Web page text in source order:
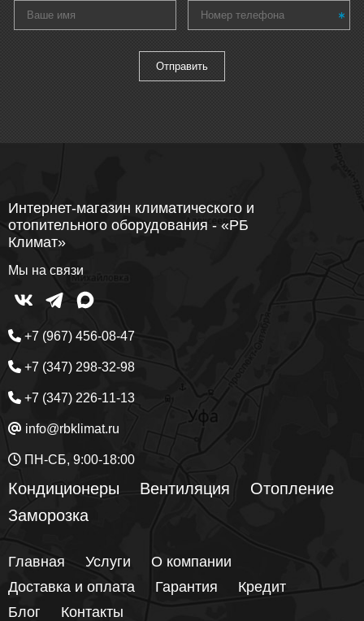
Интернет-магазин климатического и
отопительного оборудования - «РБ
Климат»
Мы на связи
+7 (967) 456-08-47
+7 (347) 298-32-98
+7 (347) 226-11-13
info@rbklimat.ru
ПН-СБ, 9:00-18:00
Кондиционеры Вентиляция
Отопление
Заморозка
Главная Услуги
О компании
Доставка и оплата
Гарантия
Кредит
Блог
Контакты